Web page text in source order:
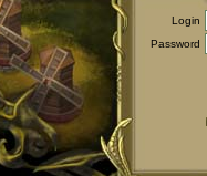
Login
Password